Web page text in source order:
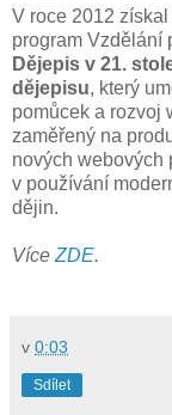
V roce 2012
program Vzdělání
Dějepis v 21.
dějepisu, který
pomůcek a rozvoj
zaměřený na
nových webových
v používání
dějin.
VíceZDE.
v 0:03
Sdílet